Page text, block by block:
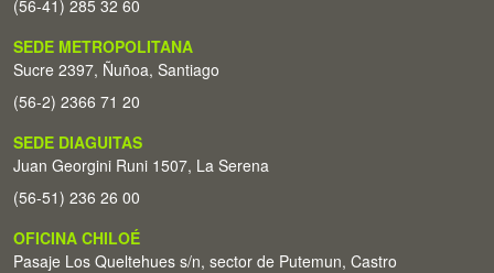
(56-41) 285 32 60
SEDE METROPOLITANA
Sucre 2397, Ñuñoa, Santiago
(56-2) 2366 71 20
SEDE DIAGUITAS
Juan Georgini Runi 1507, La Serena
(56-51) 236 26 00
OFICINA CHILOÉ
Pasaje Los Queltehues s/n, sector de Putemun, Castro